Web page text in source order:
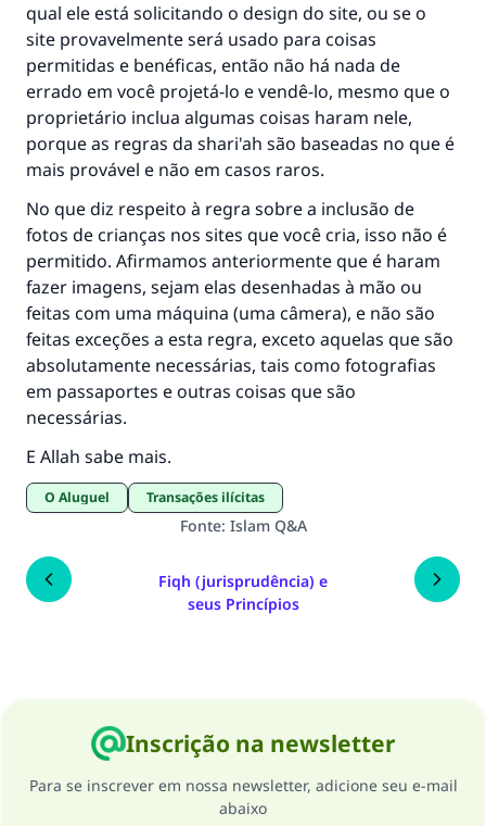
qual ele está solicitando o design do site, ou se o
site provavelmente será usado para coisas
permitidas e benéficas, então não há nada de
errado em você projetá-lo e vendê-lo, mesmo que o
proprietário inclua algumas coisas haram nele,
porque as regras da shari'ah são baseadas no que é
mais provável e não em casos raros.
No que diz respeito à regra sobre a inclusão de
fotos de crianças nos sites que você cria, isso não é
permitido. Afirmamos anteriormente que é haram
fazer imagens, sejam elas desenhadas à mão ou
feitas com uma máquina (uma câmera), e não são
feitas exceções a esta regra, exceto aquelas que são
absolutamente necessárias, tais como fotografias
em passaportes e outras coisas que são
necessárias.
E Allah sabe mais.
O Aluguel Transações ilícitas
Fonte: Islam Q&A
Fiqh (jurisprudência) e
seus Princípios
Inscrição na newsletter
Para se inscrever em nossa newsletter, adicione seu e-mail
abaixo